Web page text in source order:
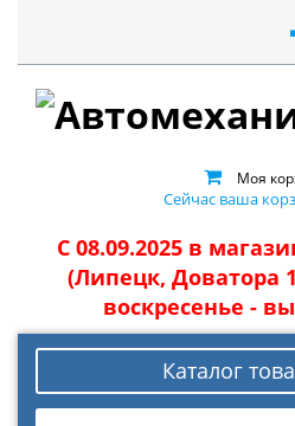
Моя
Сейчас ваша
С 08.09.2025 в
(Липецк, Доватора
воскресенье -
Каталог